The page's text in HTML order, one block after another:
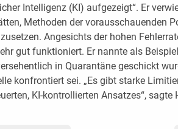
Intelligenz (KI) aufgezeigt“. Er
Methoden der vorausschauenden
Angesichts der hohen
gut funktioniert. Er nannte als
in Quarantäne geschickt
konfrontiert sei. „Es gibt starke
KI-kontrollierten Ansatzes“, sagte